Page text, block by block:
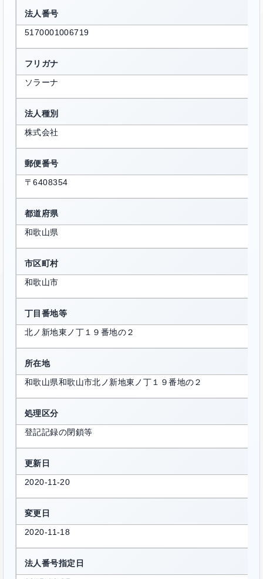
法人番号
5170001006719
フリガナ
ソラーナ
法人種別
株式会社
郵便番号
〒6408354
都道府県
和歌山県
市区町村
和歌山市
丁目番地等
北ノ新地東ノ丁１９番地の２
所在地
和歌山県和歌山市北ノ新地東ノ丁１９番地の２
処理区分
登記記録の閉鎖等
更新日
2020-11-20
変更日
2020-11-18
法人番号指定日